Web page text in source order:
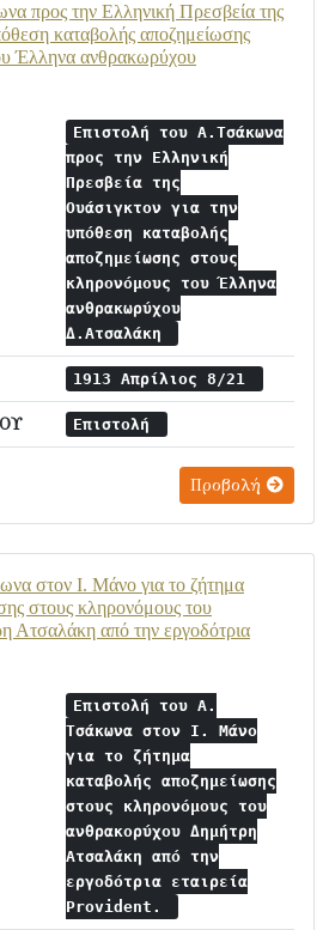
προς την Ελληνική Πρεσβεία της
καταβολής αποζημείωσης
Έλληνα ανθρακωρύχου
Επιστολή του Α.Τσάκωνα
προς την Ελληνική
Πρεσβεία της
Ουάσιγκτον για την
υπόθεση καταβολής
αποζημείωσης στους
κληρονόμους του Έλληνα
ανθρακωρύχου
Δ.Ατσαλάκη
1913 Απρίλιος 8/21
Επιστολή
Προβολή
στον Ι. Μάνο για το ζήτημα
στους κληρονόμους του
Ατσαλάκη από την εργοδότρια
Επιστολή του Α.
Τσάκωνα στον Ι. Μάνο
για το ζήτημα
καταβολής αποζημείωσης
στους κληρονόμους του
ανθρακορύχου Δημήτρη
Ατσαλάκη από την
εργοδότρια εταιρεία
Provident.